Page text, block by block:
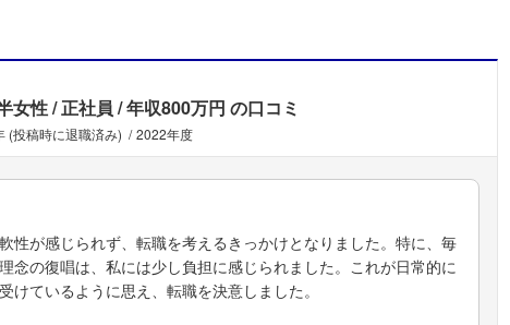
女性 正社員 年収800万円 の口コミ
(投稿時に退職済み) 2022年度
性が感じられず、転職を考えるきっかけとなりました。特に、毎
念の復唱は、私には少し負担に感じられました。これが日常的に
ているように思え、転職を決意しました。